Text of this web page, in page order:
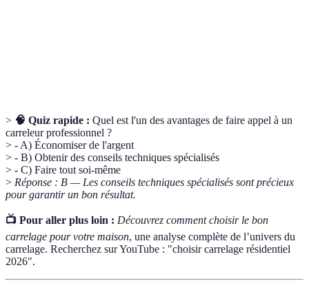
> 🧠 Quiz rapide : Quel est l'un des avantages de faire appel à un
carreleur professionnel ?
> - A) Économiser de l'argent
> - B) Obtenir des conseils techniques spécialisés
> - C) Faire tout soi-même
> Réponse : B — Les conseils techniques spécialisés sont précieux
pour garantir un bon résultat.
📺 Pour aller plus loin : Découvrez comment choisir le bon
carrelage pour votre maison, une analyse complète de l’univers du
carrelage. Recherchez sur YouTube : "choisir carrelage résidentiel
2026".